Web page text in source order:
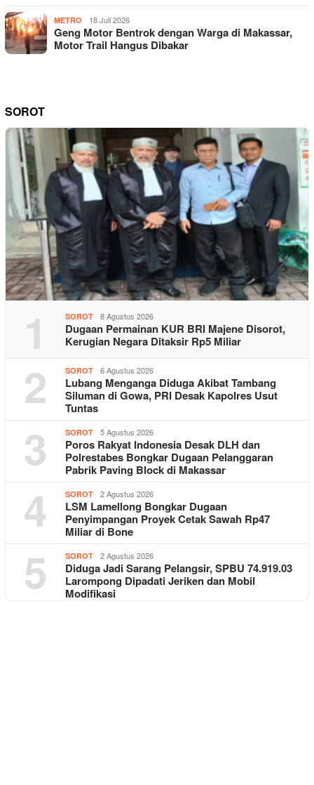
METRO 18 Juli 2026
Geng Motor Bentrok dengan Warga di Makassar,
Motor Trail Hangus Dibakar
SOROT
1 SOROT 8 Agustus 2026
Dugaan Permainan KUR BRI Majene Disorot,
Kerugian Negara Ditaksir Rp5 Miliar
2 SOROT 6 Agustus 2026
Lubang Menganga Diduga Akibat Tambang
Siluman di Gowa, PRI Desak Kapolres Usut
Tuntas
3 SOROT 5 Agustus 2026
Poros Rakyat Indonesia Desak DLH dan
Polrestabes Bongkar Dugaan Pelanggaran
Pabrik Paving Block di Makassar
4 SOROT 2 Agustus 2026
LSM Lamellong Bongkar Dugaan
Penyimpangan Proyek Cetak Sawah Rp47
Miliar di Bone
5 SOROT 2 Agustus 2026
Diduga Jadi Sarang Pelangsir, SPBU 74.919.03
Larompong Dipadati Jeriken dan Mobil
Modifikasi